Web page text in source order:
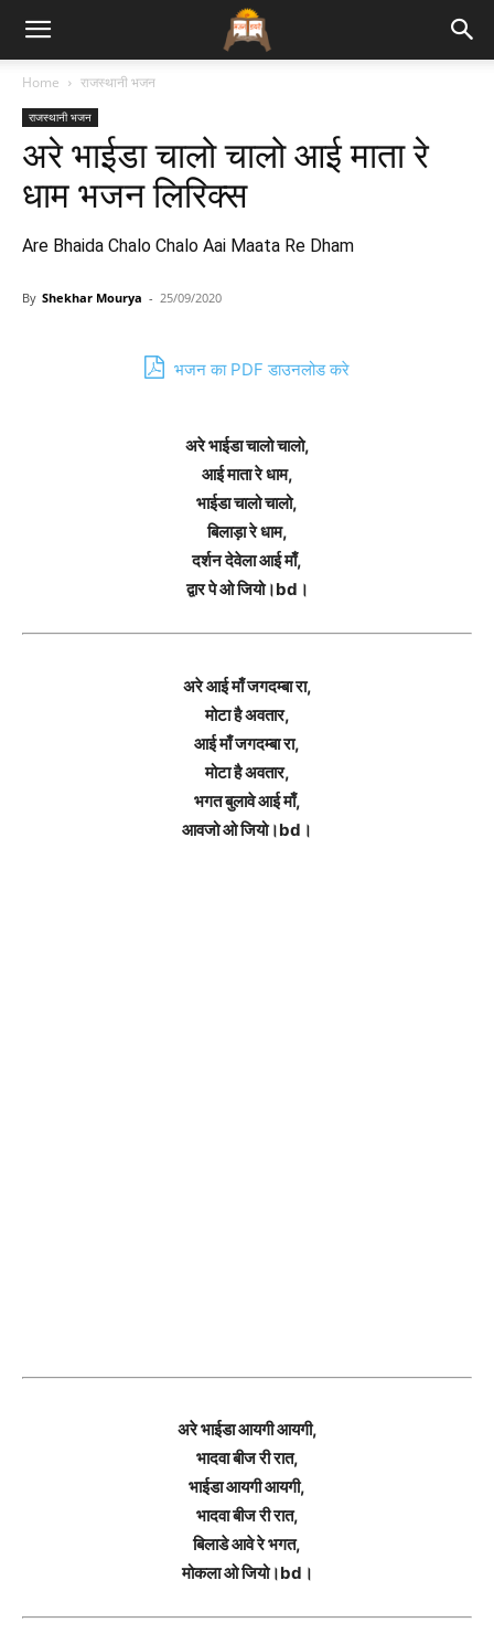
Bhajan
Lyrics
Home राजस्थानी भजन
राजस्थानी भजन
अरे भाईडा चालो चालो आई माता रे
धाम भजन लिरिक्स
Are Bhaida Chalo Chalo Aai Maata Re Dham
By Shekhar Mourya - 25/09/2020
भजन का PDF डाउनलोड करे
अरे भाईडा चालो चालो,
आई माता रे धाम,
भाईडा चालो चालो,
बिलाड़ा रे धाम,
दर्शन देवेला आई माँ,
द्वार पे ओ जियो।bd।
अरे आई माँ जगदम्बा रा,
मोटा है अवतार,
आई माँ जगदम्बा रा,
मोटा है अवतार,
भगत बुलावे आई माँ,
आवजो ओ जियो।bd।
अरे भाईडा आयगी आयगी,
भादवा बीज री रात,
भाईडा आयगी आयगी,
भादवा बीज री रात,
बिलाडे आवे रे भगत,
मोकला ओ जियो।bd।